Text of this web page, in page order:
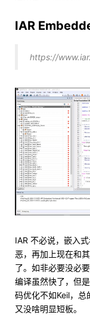
IAR
https://
IAR 不必说，嵌入
恶，再加上现在和
了。如非必要没必
编译虽然快了，但
码优化不如Keil，
又没啥明显短板。